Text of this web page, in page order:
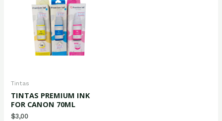
Tintas
TINTAS PREMIUM INK
FOR CANON 70ML
$3,00